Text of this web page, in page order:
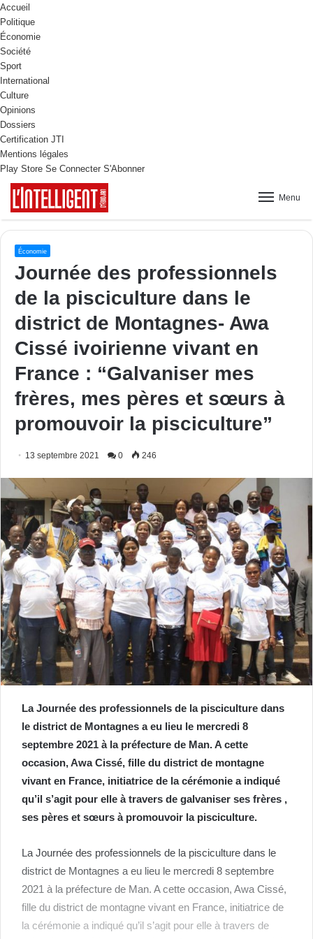
Accueil
Politique
Économie
Société
Sport
International
Culture
Opinions
Dossiers
Certification JTI
Mentions légales
Play Store Se Connecter S'Abonner
Menu
Économie
Journée des professionnels
de la pisciculture dans le
district de Montagnes- Awa
Cissé ivoirienne vivant en
France : “Galvaniser mes
frères, mes pères et sœurs à
promouvoir la pisciculture”
13 septembre 2021 0 246
La Journée des professionnels de la pisciculture dans
le district de Montagnes a eu lieu le mercredi 8
septembre 2021 à la préfecture de Man. A cette
occasion, Awa Cissé, fille du district de montagne
vivant en France, initiatrice de la cérémonie a indiqué
qu’il s’agit pour elle à travers de galvaniser ses frères ,
ses pères et sœurs à promouvoir la pisciculture.
La Journée des professionnels de la pisciculture dans le
district de Montagnes a eu lieu le mercredi 8 septembre
2021 à la préfecture de Man. A cette occasion, Awa Cissé,
fille du district de montagne vivant en France, initiatrice de
la cérémonie a indiqué qu’il s’agit pour elle à travers de